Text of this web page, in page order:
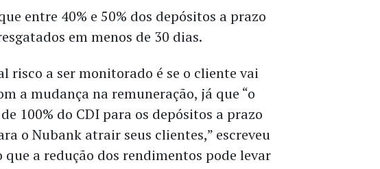
entre 40% e 50% dos depósitos a prazo
em menos de 30 dias.
risco a ser monitorado é se o cliente vai
a mudança na remuneração, já que “o
100% do CDI para os depósitos a prazo
o Nubank atrair seus clientes,” escreveu
que a redução dos rendimentos pode levar